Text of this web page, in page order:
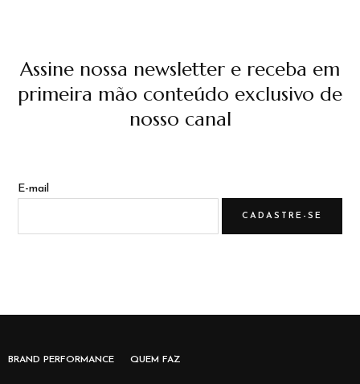
Assine nossa newsletter e receba em
primeira mão conteúdo exclusivo de
nosso canal
E-mail
BRAND PERFORMANCE QUEM FAZ